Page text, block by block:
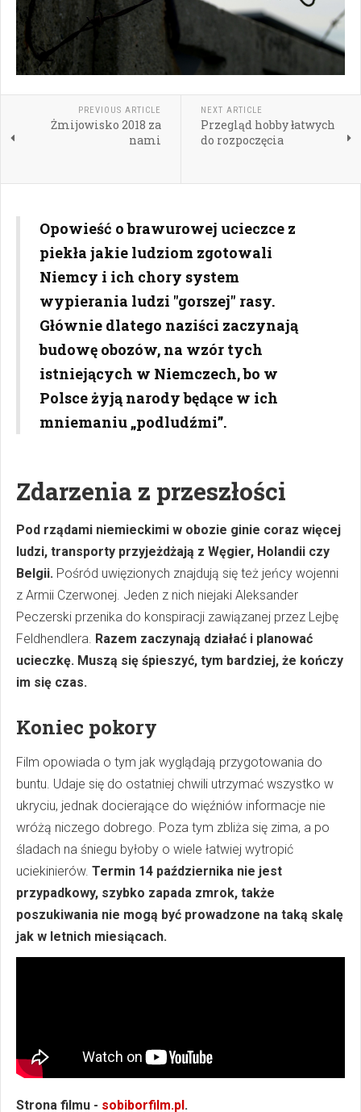
PREVIOUS ARTICLE
Żmijowisko 2018 za
nami
NEXT ARTICLE
Przegląd hobby łatwych
do rozpoczęcia
Opowieść o brawurowej ucieczce z
piekła jakie ludziom zgotowali
Niemcy i ich chory system
wypierania ludzi "gorszej" rasy.
Głównie dlatego naziści zaczynają
budowę obozów, na wzór tych
istniejących w Niemczech, bo w
Polsce żyją narody będące w ich
mniemaniu „podludźmi”.
Zdarzenia z przeszłości
Pod rządami niemieckimi w obozie ginie coraz więcej
ludzi, transporty przyjeżdżają z Węgier, Holandii czy
Belgii. Pośród uwięzionych znajdują się też jeńcy wojenni
z Armii Czerwonej. Jeden z nich niejaki Aleksander
Peczerski przenika do konspiracji zawiązanej przez Lejbę
Feldhendlera. Razem zaczynają działać i planować
ucieczkę. Muszą się śpieszyć, tym bardziej, że kończy
im się czas.
Koniec pokory
Film opowiada o tym jak wyglądają przygotowania do
buntu. Udaje się do ostatniej chwili utrzymać wszystko w
ukryciu, jednak docierające do więźniów informacje nie
wróżą niczego dobrego. Poza tym zbliża się zima, a po
śladach na śniegu byłoby o wiele łatwiej wytropić
uciekinierów. Termin 14 października nie jest
przypadkowy, szybko zapada zmrok, także
poszukiwania nie mogą być prowadzone na taką skalę
jak w letnich miesiącach.
Strona filmu - sobiborfilm.pl .